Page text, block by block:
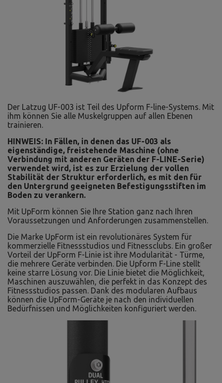
Der Latzug UF-003 ist Teil des Upform F-line-Systems. Mit
ihm können Sie alle Muskelgruppen auf allen Ebenen
trainieren.
HINWEIS: In Fällen, in denen das UF-003 als
eigenständige, freistehende Maschine (ohne
Verbindung mit anderen Geräten der F-LINE-Serie)
verwendet wird, ist es zur Erzielung der vollen
Stabilität der Struktur erforderlich, es mit den für
den Untergrund geeigneten Befestigungsstiften im
Boden zu verankern.
Mit UpForm können Sie Ihre Station ganz nach Ihren
Voraussetzungen und Anforderungen zusammenstellen.
Die Marke UpForm ist ein revolutionäres System für
kommerzielle Fitnessstudios und Fitnessclubs. Ein großer
Vorteil der UpForm F-Linie ist ihre Modularität - Türme,
die mehrere Geräte verbinden. Die Upform F-Line stellt
keine starre Lösung vor. Die Linie bietet die Möglichkeit,
Maschinen auszuwählen, die perfekt in das Konzept des
Fitnessstudios passen. Dank des modularen Aufbaus
können die UpForm-Geräte je nach den individuellen
Bedürfnissen und Möglichkeiten konfiguriert werden.